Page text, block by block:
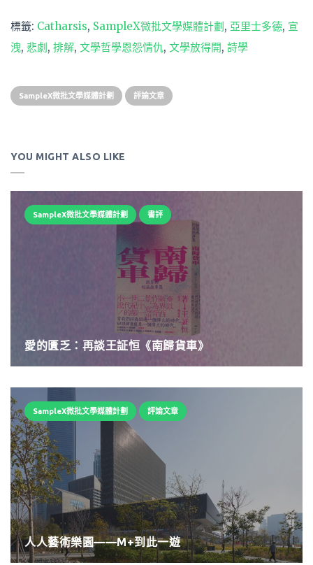
標籤: Catharsis, SampleX微批文學媒體計劃, 亞里士多德, 宣
洩, 悲劇, 排解, 文學哲學恩怨情仇, 文學放得開, 詩學
SampleX微批文學媒體計劃 評論文章
YOU MIGHT ALSO LIKE
SampleX微批文學媒體計劃 書評
愛的匱乏：再談王証恒《南歸貨車》
SampleX微批文學媒體計劃 評論文章
人人藝術樂園——M+到此一遊